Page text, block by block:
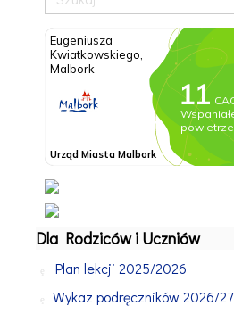
Dla Rodziców i Uczniów
Plan lekcji 2025/2026
Wykaz podręczników 2026/27